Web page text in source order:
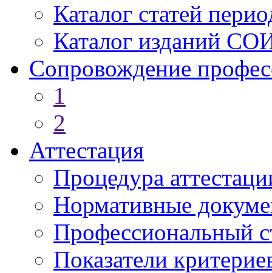
Каталог статей
Каталог изданий
Сопровождение
1
2
Аттестация
Процедура
Нормативные
Профессиональный
Показатели